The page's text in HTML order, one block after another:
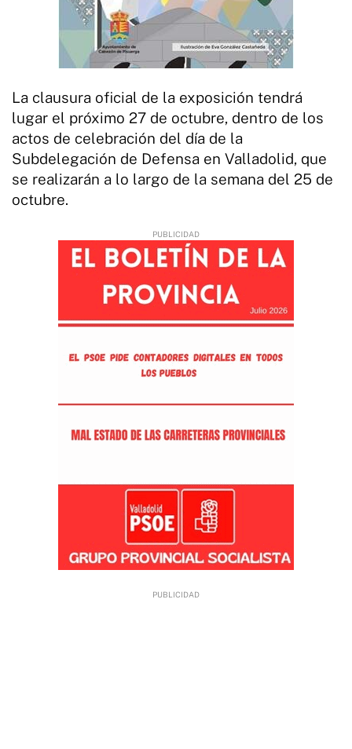
La clausura oficial de la exposición tendrá
lugar el próximo 27 de octubre, dentro de los
actos de celebración del día de la
Subdelegación de Defensa en Valladolid, que
se realizarán a lo largo de la semana del 25 de
octubre.